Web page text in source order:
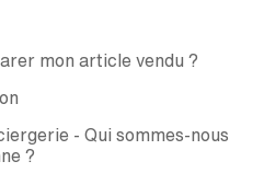
mon article vendu ?
- Qui sommes-nous
?